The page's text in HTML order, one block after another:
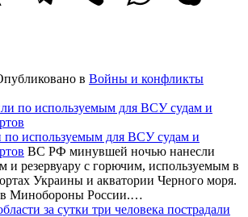
в Войны и конфликты
по используемым для ВСУ судам и
ВС РФ минувшей ночью нанесли
и резервуару с горючим, используемым в
Украины и акватории Черного моря.
Минобороны России.…